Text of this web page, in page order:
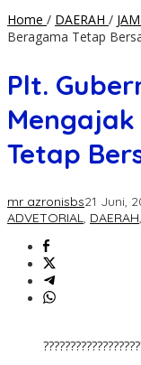
Home / DAERAH /
Beragama Tetap
Plt.
Tetap
mr azronisbs21 Juni,
ADVETORIAL, DAERAH,